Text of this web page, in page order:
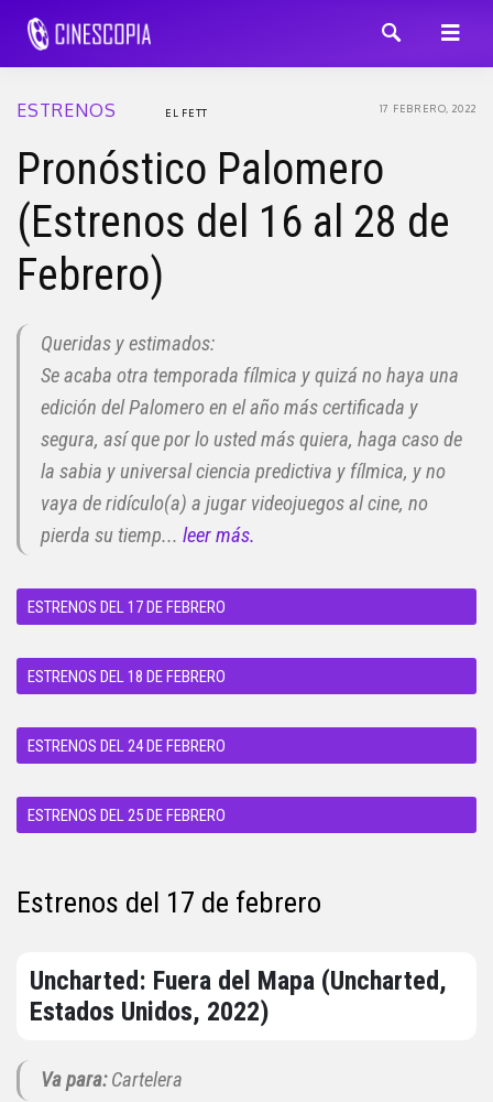
ESTRENOS 17 FEBRERO, 2022
EL FETT
Pronóstico Palomero
(Estrenos del 16 al 28 de
Febrero)
Queridas y estimados:
Se acaba otra temporada fílmica y quizá no haya una
edición del Palomero en el año más certificada y
segura, así que por lo usted más quiera, haga caso de
la sabia y universal ciencia predictiva y fílmica, y no
vaya de ridículo(a) a jugar videojuegos al cine, no
pierda su tiemp... leer más.
ESTRENOS DEL 17 DE FEBRERO
ESTRENOS DEL 18 DE FEBRERO
ESTRENOS DEL 24 DE FEBRERO
ESTRENOS DEL 25 DE FEBRERO
Estrenos del 17 de febrero
Uncharted: Fuera del Mapa (Uncharted,
Estados Unidos, 2022)
Va para:Cartelera